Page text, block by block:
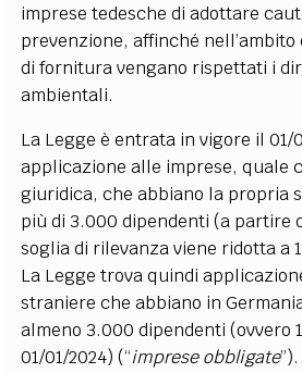
imprese tedesche di adottare
prevenzione, affinché
di fornitura vengano rispettati i
ambientali.
La Legge è entrata in vigore il 01/
applicazione alle imprese, quale
giuridica, che abbiano la propria
più di 3.000 dipendenti (a partire
soglia di rilevanza viene ridotta a
La Legge trova quindi
straniere che abbiano in
almeno 3.000 dipendenti (ovvero
01/01/2024) (“imprese obbligate”).